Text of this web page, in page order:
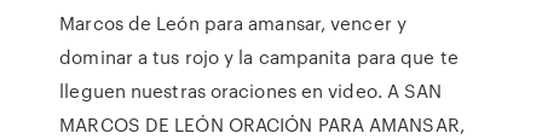
Marcos de León para amansar, vencer y
dominar a tus rojo y la campanita para que te
lleguen nuestras oraciones en video. A SAN
MARCOS DE LEÓN ORACIÓN PARA AMANSAR,